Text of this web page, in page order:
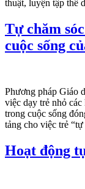
thuật, luyện tập thể
Tự chăm
cuộc sống
Phương pháp Giáo
việc dạy trẻ nhỏ
trong cuộc sống
tảng cho việc trẻ
Hoạt động